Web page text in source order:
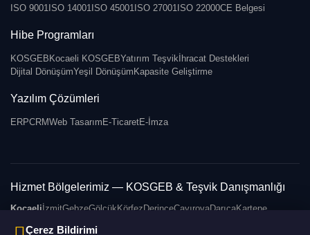
ISO 9001 ISO 14001 ISO 45001 ISO 27001 ISO 22000CE Belgesi
Hibe Programları
KOSGEB Kocaeli KOSGEBYatırım Teşvik İhracat Destekleri
Dijital DönüşümYeşil Dönüşüm Kapasite Geliştirme
Yazılım Çözümleri
ERPCRMWeb Tasarım E-TicaretE-İmza
Hizmet Bölgelerimiz — KOSGEB & Teşvik Danışmanlığı
KocaeliİzmitGebzeGölcükKörfezDerinceÇayırovaDarıcaKartepe
Çerez Bildirimi